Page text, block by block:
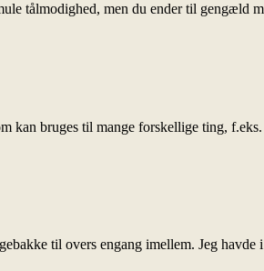
tålmodighed, men du ender til gengæld
kan bruges til mange forskellige ting,
til overs engang imellem. Jeg